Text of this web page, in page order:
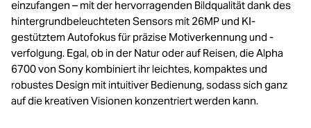
einzufangen – mit der hervorragenden Bildqualität dank des
hintergrundbeleuchteten Sensors mit 26MP und KI-
gestütztem Autofokus für präzise Motiverkennung und -
verfolgung. Egal, ob in der Natur oder auf Reisen, die Alpha
6700 von Sony kombiniert ihr leichtes, kompaktes und
robustes Design mit intuitiver Bedienung, sodass sich ganz
auf die kreativen Visionen konzentriert werden kann.